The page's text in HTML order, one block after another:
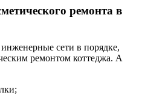
ремонта в
сети в порядке,
ремонтом коттеджа. А